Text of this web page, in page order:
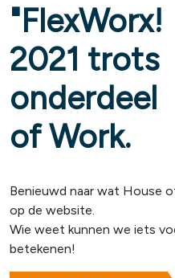
2021 trots
of Work.
Benieuwd naar wat House
op de website.
Wie weet kunnen we iets
betekenen!